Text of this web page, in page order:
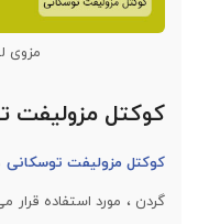
مزوی
کوکتل مزولیفت
کوکتل مزولیفت توسکانی
گردن ، مورد استفاده